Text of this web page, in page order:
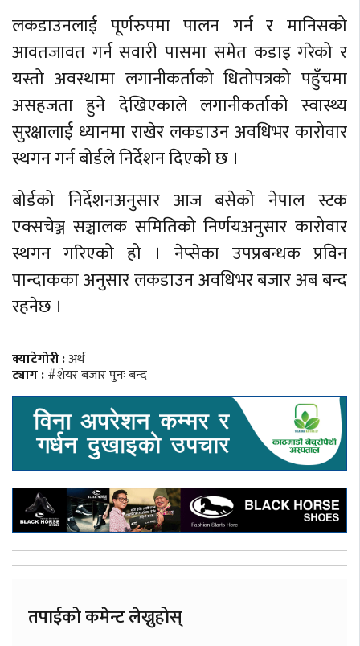
लकडाउनलाई पूर्णरुपमा पालन गर्न र मानिसको
आवतजावत गर्न सवारी पासमा समेत कडाइ गरेको र
यस्तो अवस्थामा लगानीकर्ताको धितोपत्रको पहुँचमा
असहजता हुने देखिएकाले लगानीकर्ताको स्वास्थ्य
सुरक्षालाई ध्यानमा राखेर लकडाउन अवधिभर कारोवार
स्थगन गर्न बोर्डले निर्देशन दिएको छ ।
बोर्डको निर्देशनअनुसार आज बसेको नेपाल स्टक
एक्सचेञ्ज सञ्चालक समितिको निर्णयअनुसार कारोवार
स्थगन गरिएको हो । नेप्सेका उपप्रबन्धक प्रविन
पान्दाकका अनुसार लकडाउन अवधिभर बजार अब बन्द
रहनेछ ।
क्याटेगोरी :अर्थ
ट्याग :#शेयर बजार पुनः बन्द
तपाईको कमेन्ट लेख्नुहोस्